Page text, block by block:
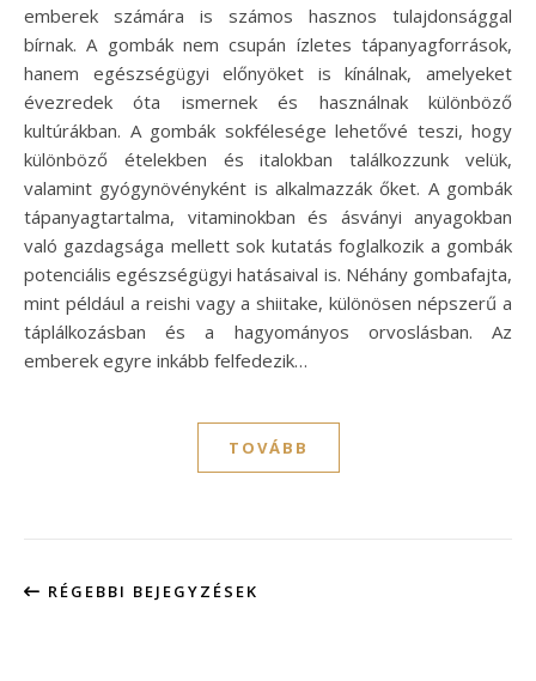
emberek számára is számos hasznos tulajdonsággal
bírnak. A gombák nem csupán ízletes tápanyagforrások,
hanem egészségügyi előnyöket is kínálnak, amelyeket
évezredek óta ismernek és használnak különböző
kultúrákban. A gombák sokfélesége lehetővé teszi, hogy
különböző ételekben és italokban találkozzunk velük,
valamint gyógynövényként is alkalmazzák őket. A gombák
tápanyagtartalma, vitaminokban és ásványi anyagokban
való gazdagsága mellett sok kutatás foglalkozik a gombák
potenciális egészségügyi hatásaival is. Néhány gombafajta,
mint például a reishi vagy a shiitake, különösen népszerű a
táplálkozásban és a hagyományos orvoslásban. Az
emberek egyre inkább felfedezik…
TOVÁBB
RÉGEBBI BEJEGYZÉSEK